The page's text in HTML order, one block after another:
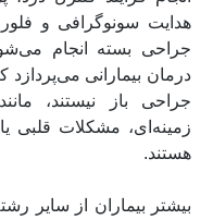
هدایت سونوگرافی و
جراحی بسته انجام
درمان‌ بیمارانی می‌پردازد
جراحی باز نیستند،
زمینه‌ای، مشکلات قلبی
هستند.
بیشتر بیماران از سایر